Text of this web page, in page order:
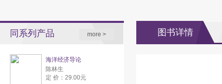
同系列产品 more >
海洋经济导论
陈林生
定 价：29.00元
图书详情